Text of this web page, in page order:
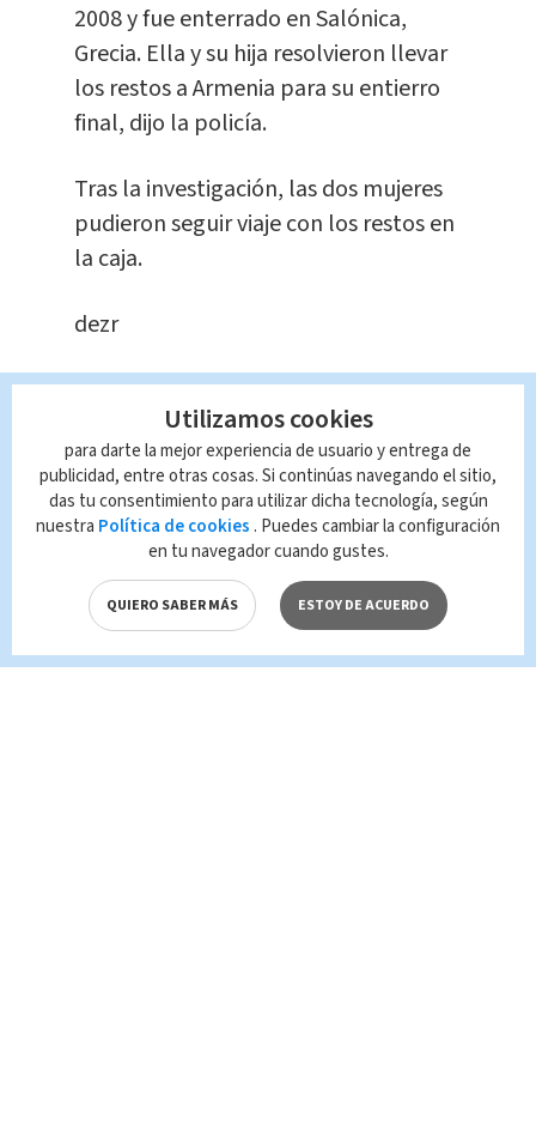
2008 y fue enterrado en Salónica,
Grecia. Ella y su hija resolvieron llevar
los restos a Armenia para su entierro
final, dijo la policía.
Tras la investigación, las dos mujeres
pudieron seguir viaje con los restos en
la caja.
dezr
parcial del contenido de esta página, mismo
que es propiedad de TELEDIARIO; su
reproducción no autorizada constituye una
infracción y un delito de conformidad con las
leyes aplicables.
Utilizamos cookies
para darte la mejor experiencia de usuario y entrega de
publicidad, entre otras cosas. Si continúas navegando el sitio,
das tu consentimiento para utilizar dicha tecnología, según
nuestra Política de cookies . Puedes cambiar la configuración
en tu navegador cuando gustes.
QUIERO SABER MÁS ESTOY DE ACUERDO